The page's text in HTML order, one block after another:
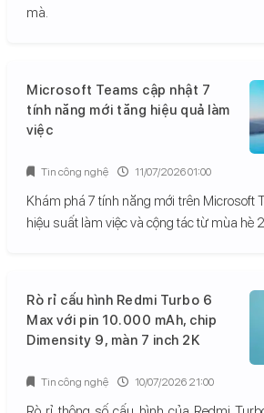
mà.
Microsoft Teams cập nhật 7
tính năng mới tăng hiệu quả làm
việc
Khám phá 7 tính năng mới trên Microsoft
hiệu suất làm việc và cộng tác từ mùa hè
Tin công nghệ 11/07/2026 01:00
Rò rỉ cấu hình Redmi Turbo 6
Max với pin 10.000 mAh, chip
Dimensity 9, màn 7 inch 2K
Tin công nghệ 10/07/2026 21:00